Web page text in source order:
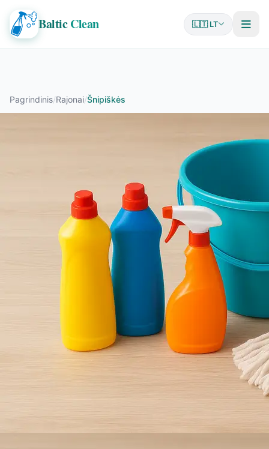
Baltic Clean 🇱🇹 LT
Pagrindinis/Rajonai/Šnipiškės